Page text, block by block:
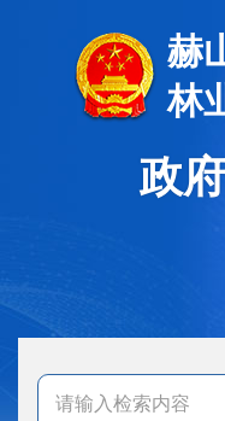
赫
林
政